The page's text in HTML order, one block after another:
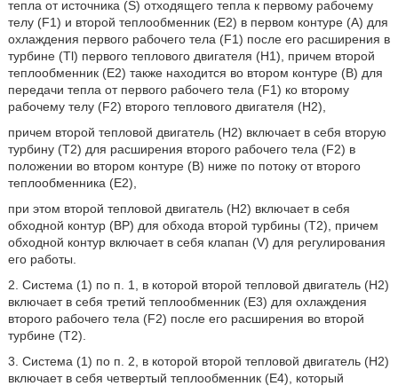
тепла от источника (S) отходящего тепла к первому рабочему
телу (F1) и второй теплообменник (Е2) в первом контуре (A) для
охлаждения первого рабочего тела (F1) после его расширения в
турбине (Tl) первого теплового двигателя (H1), причем второй
теплообменник (Е2) также находится во втором контуре (B) для
передачи тепла от первого рабочего тела (F1) ко второму
рабочему телу (F2) второго теплового двигателя (Н2),
причем второй тепловой двигатель (Н2) включает в себя вторую
турбину (T2) для расширения второго рабочего тела (F2) в
положении во втором контуре (В) ниже по потоку от второго
теплообменника (Е2),
при этом второй тепловой двигатель (Н2) включает в себя
обходной контур (BP) для обхода второй турбины (T2), причем
обходной контур включает в себя клапан (V) для регулирования
его работы.
2. Система (1) по п. 1, в которой второй тепловой двигатель (Н2)
включает в себя третий теплообменник (E3) для охлаждения
второго рабочего тела (F2) после его расширения во второй
турбине (Т2).
3. Система (1) по п. 2, в которой второй тепловой двигатель (Н2)
включает в себя четвертый теплообменник (E4), который